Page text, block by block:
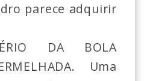
parece adquirir
DA BOLA
Uma